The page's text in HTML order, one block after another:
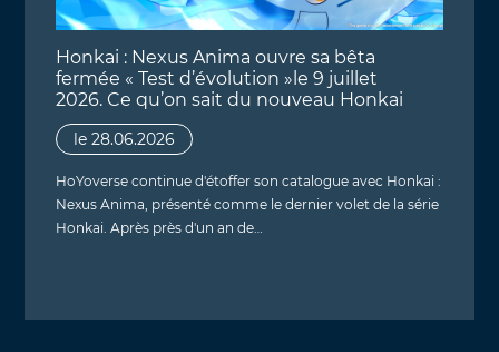
Honkai : Nexus Anima ouvre sa bêta
fermée « Test d’évolution »le 9 juillet
2026. Ce qu’on sait du nouveau Honkai
le 28.06.2026
HoYoverse continue d'étoffer son catalogue avec Honkai :
Nexus Anima, présenté comme le dernier volet de la série
Honkai. Après près d'un an de…